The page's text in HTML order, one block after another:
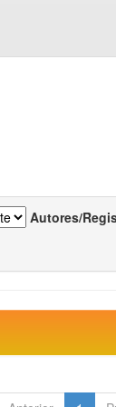
Autores/